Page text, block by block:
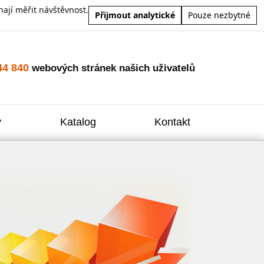
měřit návštěvnost.
Přijmout analytické Pouze nezbytné
840 webových stránek našich uživatelů
Katalog Kontakt